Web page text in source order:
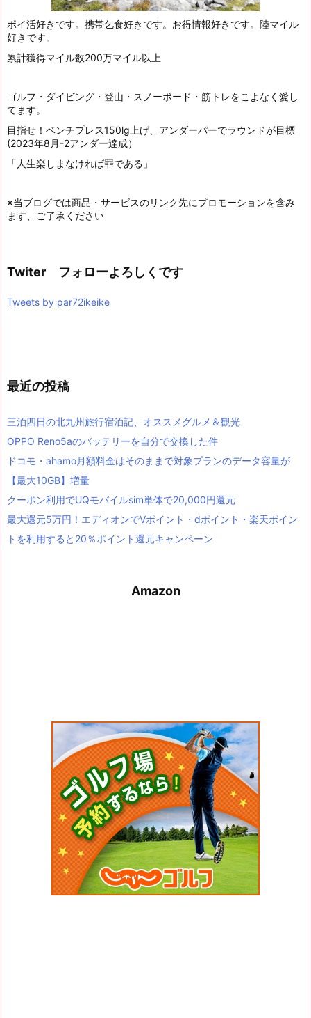
ポイ活好きです。携帯乞食好きです。お得情報好きです。陸マイル
好きです。
累計獲得マイル数200万マイル以上
ゴルフ・ダイビング・登山・スノーボード・筋トレをこよなく愛し
てます。
目指せ！ベンチプレス150lg上げ、アンダーパーでラウンドが目標
(2023年8月-2アンダー達成）
「人生楽しまなければ罪である」
※当ブログでは商品・サービスのリンク先にプロモーションを含み
ます、ご了承ください
Twiter フォローよろしくです
Tweets by par72ikeike
最近の投稿
三泊四日の北九州旅行宿泊記、オススメグルメ＆観光
OPPO Reno5aのバッテリーを自分で交換した件
ドコモ・ahamo月額料金はそのままで対象プランのデータ容量が
【最大10GB】増量
クーポン利用でUQモバイルsim単体で20,000円還元
最大還元5万円！エディオンでVポイント・dポイント・楽天ポイン
トを利用すると20％ポイント還元キャンペーン
Amazon